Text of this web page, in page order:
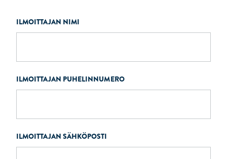
ILMOITTAJAN NIMI
ILMOITTAJAN PUHELINNUMERO
ILMOITTAJAN SÄHKÖPOSTI